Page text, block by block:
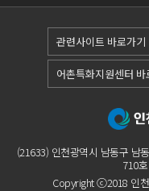
관련사이트 바로가기
어촌특화지원센터 바
(21633) 인천광역시 남동구 남
710
Copyright ⓒ2018 인천